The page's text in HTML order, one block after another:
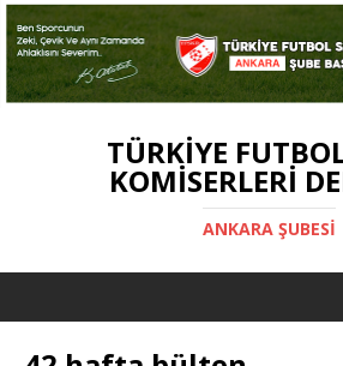
TÜRKIYE
KOMISERLERI
ANKARA ŞUBESİ